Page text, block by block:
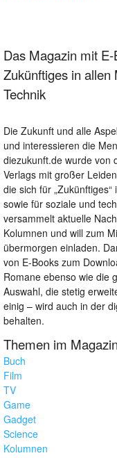
Das Magazin mit
Zukünftiges in allen
Technik
Die Zukunft und alle
und interessieren die
diezukunft.de wurde von
Verlags mit großer
die sich für
sowie für soziale und
versammelt aktuelle
Kolumnen und will zum
übermorgen einladen.
von E-Books zum
Romane ebenso wie die
Auswahl, die stetig
einig – wird auch in der
behalten.
Themen im
Buch
Film
TV
Game
Gadget
Science
Kolumnen